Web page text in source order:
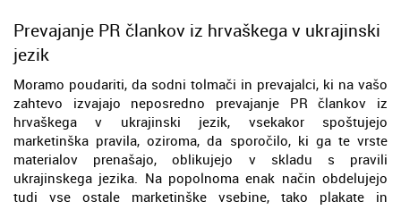
Prevajanje PR člankov iz hrvaškega v ukrajinski
jezik
Moramo poudariti, da sodni tolmači in prevajalci, ki na vašo
zahtevo izvajajo neposredno prevajanje PR člankov iz
hrvaškega v ukrajinski jezik, vsekakor spoštujejo
marketinška pravila, oziroma, da sporočilo, ki ga te vrste
materialov prenašajo, oblikujejo v skladu s pravili
ukrajinskega jezika. Na popolnoma enak način obdelujejo
tudi vse ostale marketinške vsebine, tako plakate in